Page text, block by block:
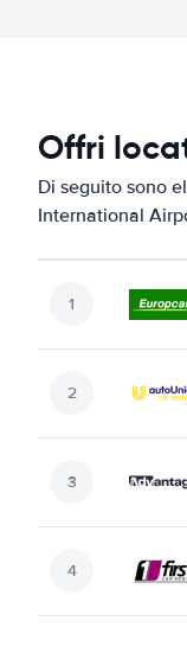
Offri
Di seguito sono
International